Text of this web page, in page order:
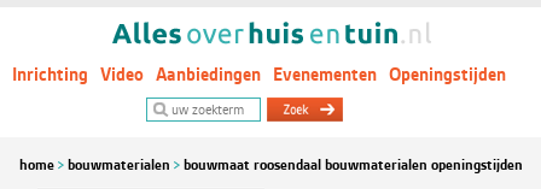
Inrichting Video Aanbiedingen Evenementen Openingstijden
home bouwmaterialen bouwmaat roosendaal bouwmaterialen openingstijden